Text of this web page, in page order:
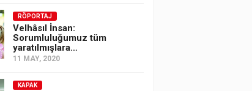
RÖPORTAJ
Velhâsıl İnsan:
Sorumluluğumuz tüm
yaratılmışlara…
11 MAY, 2020
KAPAK